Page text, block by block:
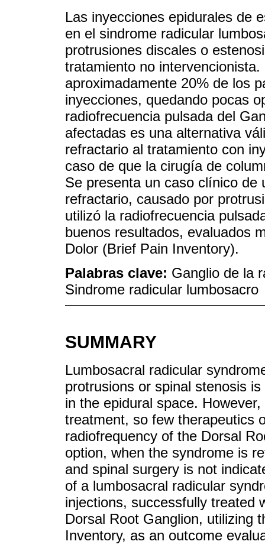
Las inyecciones epidurales de
en el sindrome radicular
protrusiones discales o
tratamiento no
aproximadamente 20% de los
inyecciones, quedando pocas
radiofrecuencia pulsada del
afectadas es una alternativa
refractario al tratamiento con
caso de que la cirugía de
Se presenta un caso clínico de
refractario, causado por
utilizó la radiofrecuencia
buenos resultados, evaluados
Dolor (Brief Pain Inventory).
Palabras clave: Ganglio de la
Sindrome radicular lumbosacro
SUMMARY
Lumbosacral radicular
protrusions or spinal stenosis
in the epidural space.
treatment, so few therapeutics
radiofrequency of the Dorsal
option, when the syndrome is
and spinal surgery is not
of a lumbosacral radicular
injections, successfully treated
Dorsal Root Ganglion, utilizing
Inventory, as an outcome